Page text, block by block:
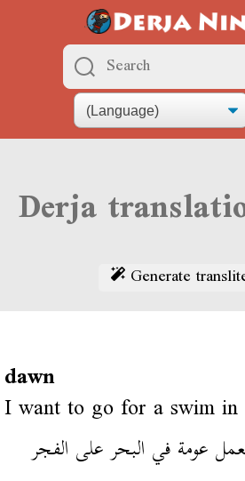
Generate
dawn
I want to go for a swim in
عومة في البحر على الفجر